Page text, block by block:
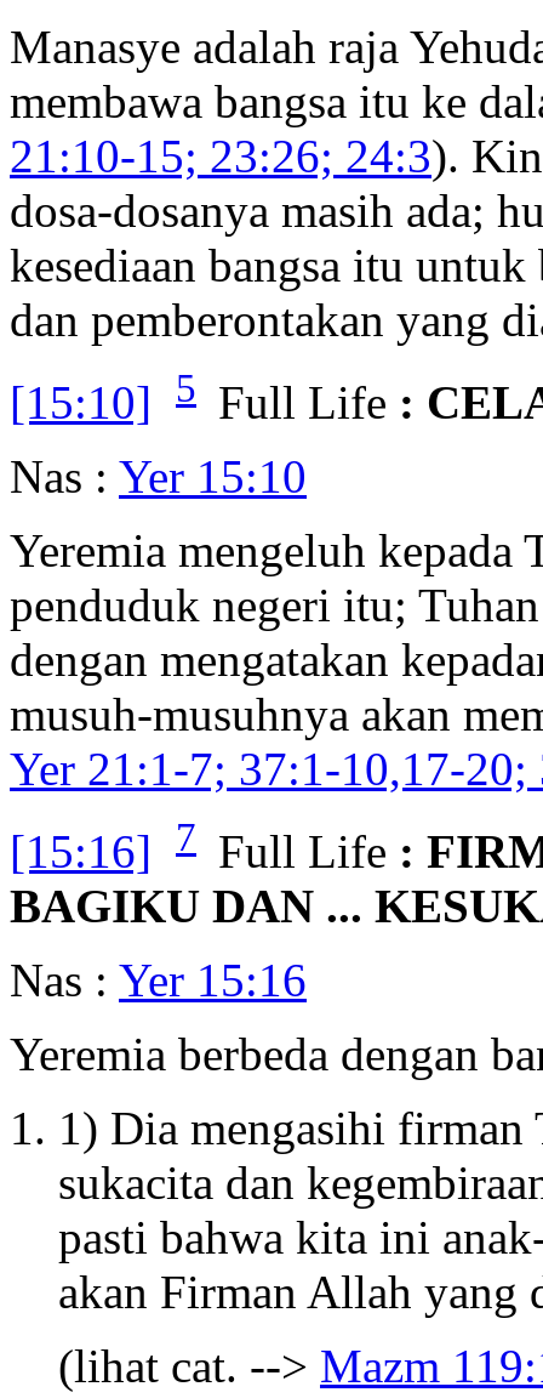
Manasye adalah raja
membawa bangsa itu ke
21:10-15; 23:26; 24:3).
dosa-dosanya masih ada;
kesediaan bangsa itu
dan pemberontakan yang
[15:10]
5 Full Life :
Nas : Yer 15:10
Yeremia mengeluh
penduduk negeri itu;
dengan mengatakan
musuh-musuhnya akan
Yer 21:1-7; 37:1-10,17-20;
[15:16]
7 Full Life :
BAGIKU DAN ...
Nas : Yer 15:16
Yeremia berbeda dengan
1) Dia mengasihi
sukacita dan
pasti bahwa kita ini
akan Firman Allah yang
(lihat cat. --> Mazm